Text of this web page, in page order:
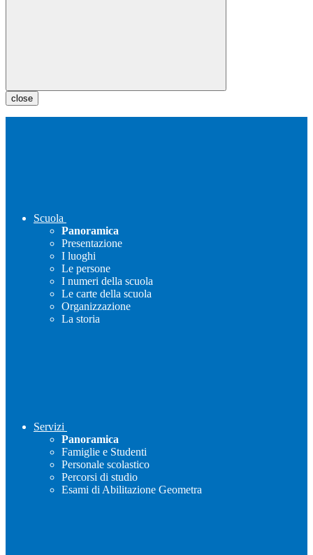
close
Scuola
Panoramica
Presentazione
I luoghi
Le persone
I numeri della scuola
Le carte della scuola
Organizzazione
La storia
Servizi
Panoramica
Famiglie e Studenti
Personale scolastico
Percorsi di studio
Esami di Abilitazione Geometra